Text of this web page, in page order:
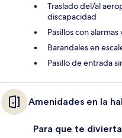
Traslado del/al
discapacidad
Pasillos con alarmas
Barandales en
Pasillo de entrada
Amenidades en la
Para que te